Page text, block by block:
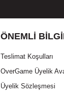
ÖNEMLI
Teslimat Koşulları
OverGame Üyelik
Üyelik Sözleşmesi